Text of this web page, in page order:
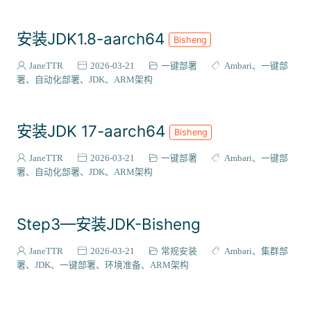
安装JDK1.8-aarch64 Bisheng
JaneTTR 2026-03-21 一键部署 Ambari
一键部
署
自动化部署 JDK ARM架构
安装JDK 17-aarch64 Bisheng
JaneTTR 2026-03-21 一键部署 Ambari
一键部
署
自动化部署 JDK ARM架构
Step3—安装JDK-Bisheng
JaneTTR 2026-03-21 常规安装 Ambari
集群部
署
JDK 一键部署 环境准备 ARM架构